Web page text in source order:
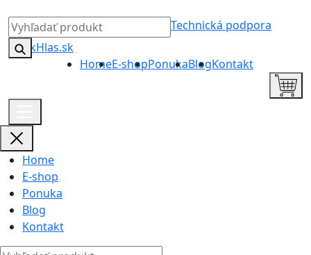
Technická podpora
HomeE-shopPonukaBlogKontakt
Home
E-shop
Ponuka
Blog
Kontakt